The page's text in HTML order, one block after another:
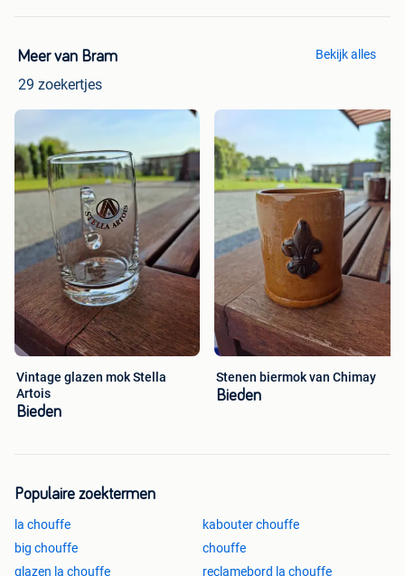
Meer van Bram
29 zoekertjes
Bekijk alles
Vintage glazen mok Stella
Artois
Bieden
Stenen biermok van Chimay
Bieden
Populaire zoektermen
la chouffe
kabouter chouffe
big chouffe
chouffe
glazen la chouffe
reclamebord la chouffe